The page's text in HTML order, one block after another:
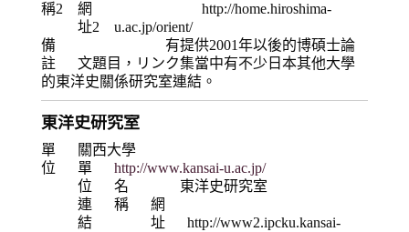
稱2
網
址2
http://home.hiroshima-
u.ac.jp/orient/
備
註
有提供2001年以後的博碩士論
文題目，リンク集當中有不少日本其他大學
的東洋史關係研究室連結。
東洋史研究室
單
位
關西大學
單
位
連
結
http://www.kansai-u.ac.jp/
名
稱
東洋史研究室
網
址
http://www2.ipcku.kansai-